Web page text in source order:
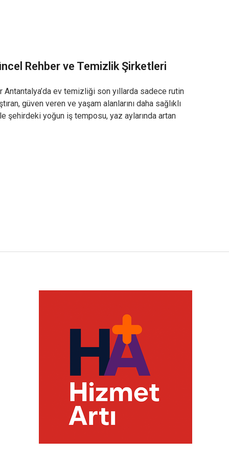
Rehber ve Temizlik Şirketleri
ev temizliği son yıllarda sadece rutin
güven veren ve yaşam alanlarını daha sağlıklı
şehirdeki yoğun iş temposu, yaz aylarında artan